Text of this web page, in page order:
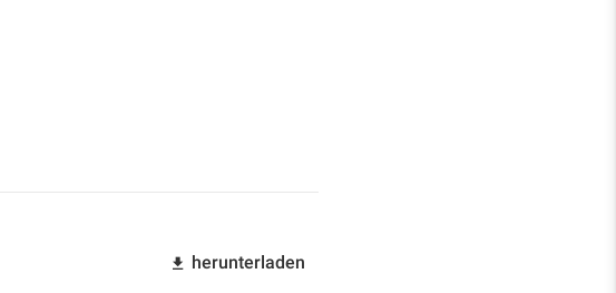
herunterladen